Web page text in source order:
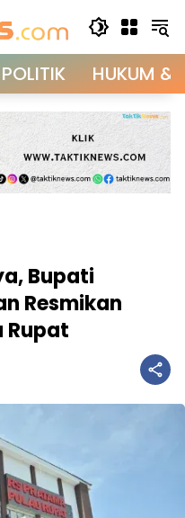
POLITIK HUKUM &
Bupati
Resmikan
Rupat